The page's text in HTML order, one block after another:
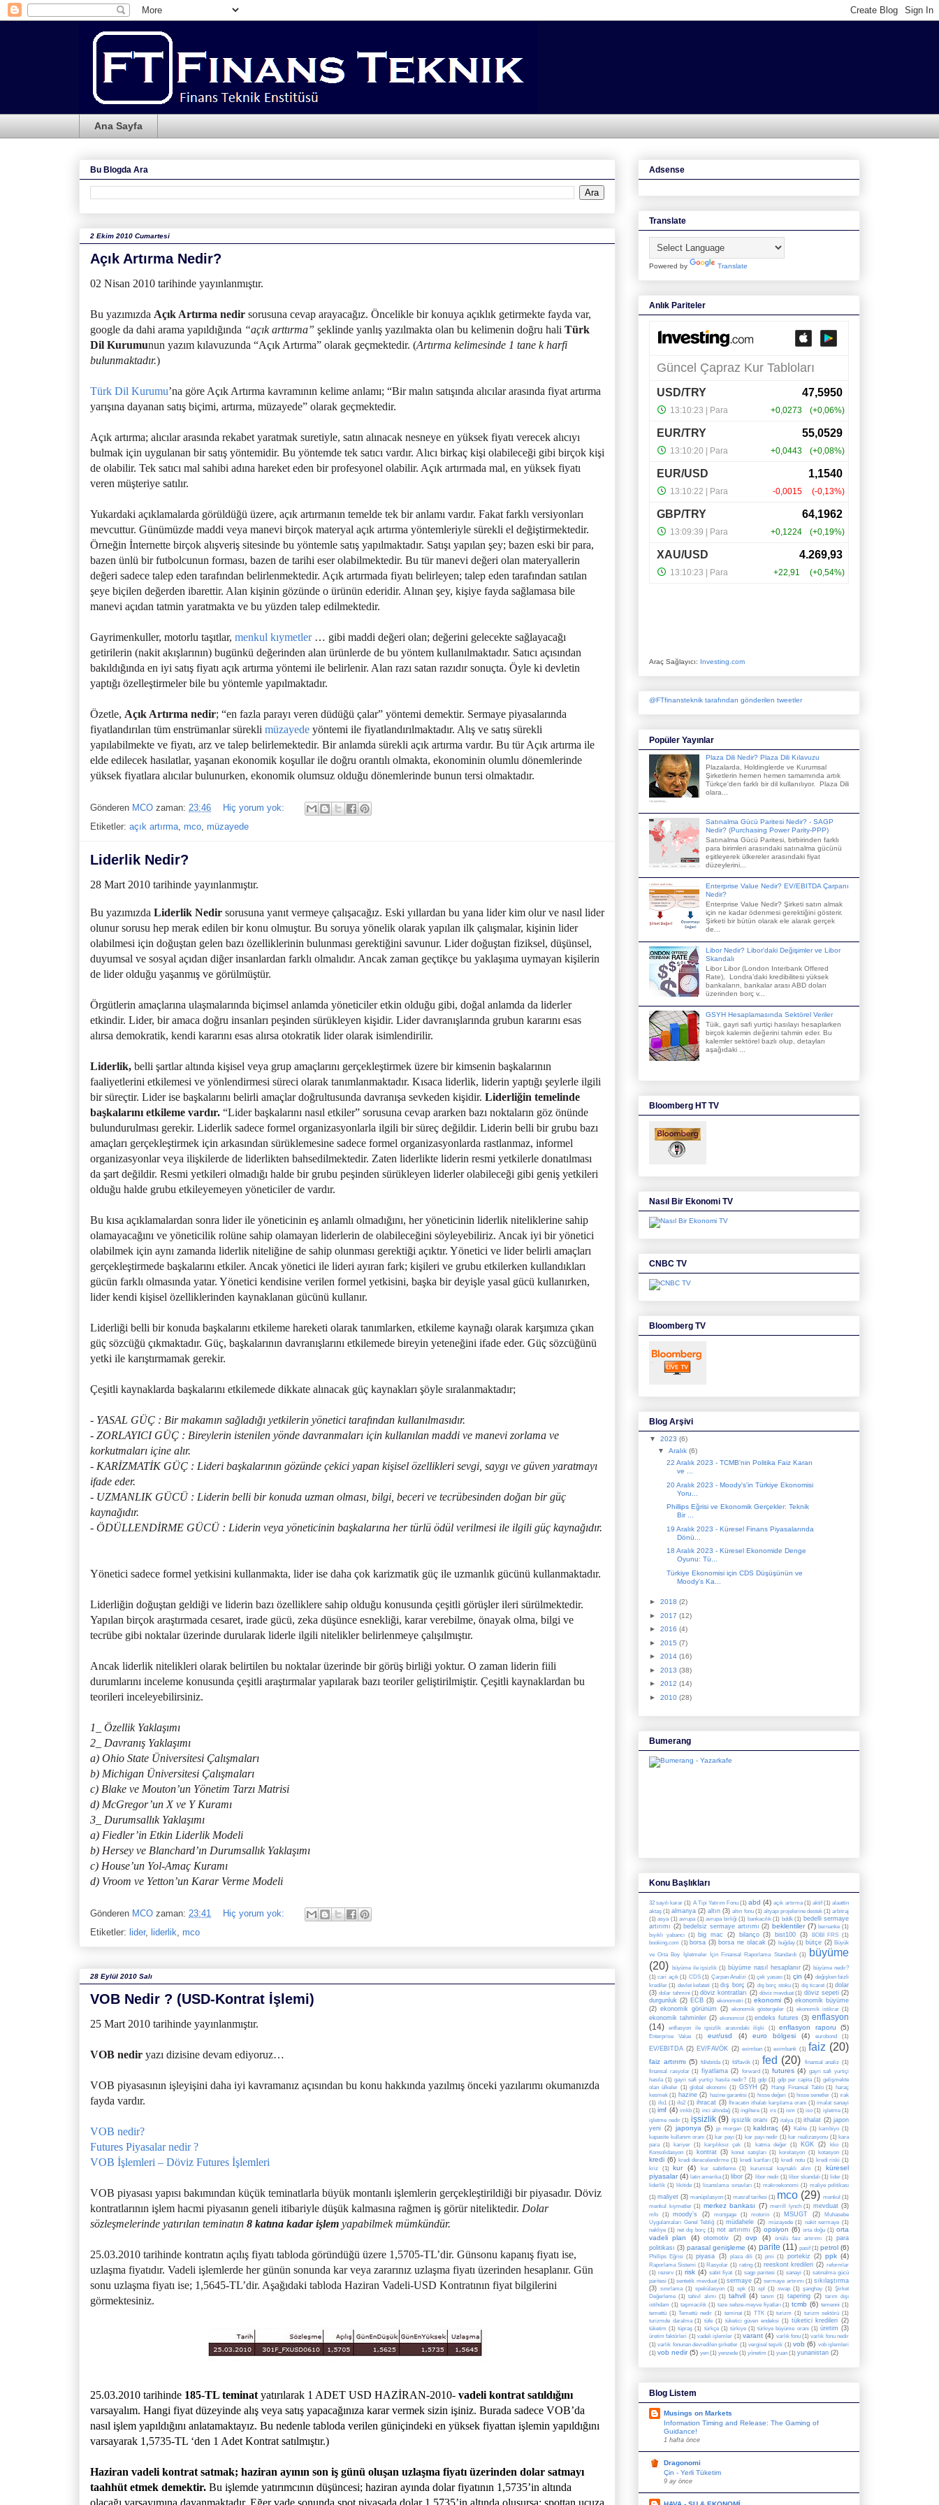
Ana Sayfa
Bu Blogda Ara
2 Ekim 2010 Cumartesi
Açık Artırma Nedir?
02 Nisan 2010 tarihinde yayınlanmıştır.
Bu yazımızda Açık Artırma nedir sorusuna cevap arayacağız. Öncelikle bir konuya açıklık getirmekte fayda var,
google da dahi arama yapıldığında “açık arttırma” şeklinde yanlış yazılmakta olan bu kelimenin doğru hali Türk
Dil Kurumunun yazım kılavuzunda “Açık Artırma” olarak geçmektedir. (Artırma kelimesinde 1 tane k harfi
bulunmaktadır.)
Türk Dil Kurumu’na göre Açık Artırma kavramının kelime anlamı; “Bir malın satışında alıcılar arasında fiyat artırma
yarışına dayanan satış biçimi, artırma, müzayede” olarak geçmektedir.
Açık artırma; alıcılar arasında rekabet yaratmak suretiyle, satın alınacak nesneye en yüksek fiyatı verecek alıcıyı
bulmak için uygulanan bir satış yöntemidir. Bu yöntemde tek satıcı vardır. Alıcı birkaç kişi olabileceği gibi birçok kişi
de olabilir. Tek satıcı mal sahibi adına hareket eden bir profesyonel olabilir. Açık artırmada mal, en yüksek fiyatı
veren müşteriye satılır.
Yukardaki açıklamalarda görüldüğü üzere, açık artırmanın temelde tek bir anlamı vardır. Fakat farklı versiyonları
mevcuttur. Günümüzde maddi veya manevi birçok materyal açık artırma yöntemleriyle sürekli el değiştirmektedir.
Örneğin İnternette birçok alışveriş sitesinde bu yöntemle satış yapılmaktadır. Satışı yapılan şey; bazen eski bir para,
bazen ünlü bir futbolcunun forması, bazen de tarihi eser olabilmektedir. Bu tür manevi değeri olan materyallerin
değeri sadece talep eden tarafından belirlenmektedir. Açık artırmada fiyatı belirleyen; talep eden tarafından satılan
şeye biçilen değerden ibarettir. Alan kişinin gözünde o ürünün ederidir. Alınan şey, kişiye fayda sağlamasa bile
manevi açıdan tatmin yaratmakta ve bu yüzden talep edilmektedir.
Gayrimenkuller, motorlu taşıtlar, menkul kıymetler… gibi maddi değeri olan; değerini gelecekte sağlayacağı
getirilerin (nakit akışlarının) bugünkü değerinden alan ürünlerde de bu yöntem kullanılmaktadır. Satıcı açısından
bakıldığında en iyi satış fiyatı açık artırma yöntemi ile belirlenir. Alan razı satan razıdır sonuçta. Öyle ki devletin
yaptığı özelleştirmeler bile bu yöntemle yapılmaktadır.
Özetle, Açık Artırma nedir; “en fazla parayı veren düdüğü çalar” yöntemi demektir. Sermaye piyasalarında
fiyatlandırılan tüm enstrümanlar sürekli müzayede yöntemi ile fiyatlandırılmaktadır. Alış ve satış sürekli
yapılabilmekte ve fiyatı, arz ve talep belirlemektedir. Bir anlamda sürekli açık artırma vardır. Bu tür Açık artırma ile
elde edilecek hasılatlar, yaşanan ekonomik koşullar ile doğru orantılı olmakta, ekonominin olumlu dönemlerinde
yüksek fiyatlara alıcılar bulunurken, ekonomik olumsuz olduğu dönemlerinde bunun tersi olmaktadır.
Gönderen MCO zaman: 23:46
Hiç yorum yok:
Etiketler: açık artırma mco müzayede
Liderlik Nedir?
28 Mart 2010 tarihinde yayınlanmıştır.
Bu yazımızda Liderlik Nedir sorusuna yanıt vermeye çalışacağız. Eski yıllardan bu yana lider kim olur ve nasıl lider
olunur sorusu hep merak edilen bir konu olmuştur. Bu soruya yönelik olarak yapılan ilk çalışmalar, kişinin lider
olabilmesi için doğuştan gelen bazı özelliklerinin bulunması gerektiğini savunur. Lider doğuştan fiziksel, düşünsel,
duyumsal ve sosyal açıdan diğer insanlardan farklı olmalıdır. Ancak zaman geçtikçe bu yaklaşıma uymayan kişilerin
de lider olduğu yaşanmış ve görülmüştür.
Örgütlerin amaçlarına ulaşmalarında biçimsel anlamda yöneticiler etkin olduğu gibi, doğal anlamda da liderler
etkindir. Lider, bir amaca doğru insanları peşinden sürükleyen kişidir. Lider davranışlarında grubun kararını esas
alırsa demokratik, kendi kararını esas alırsa otokratik lider olarak isimlendirilir.
Liderlik, belli şartlar altında kişisel veya grup amaçlarını gerçekleştirmek üzere bir kimsenin başkalarının
faaliyetlerini etkilemesi ve yönlendirmesi süreci olarak tanımlanmaktadır. Kısaca liderlik, liderin yaptığı şeylerle ilgili
bir süreçtir. Lider ise başkalarını belirli amaçlar doğrultusunda davranışa sevkeden kişidir. Liderliğin temelinde
başkalarını etkileme vardır. “Lider başkalarını nasıl etkiler” sorusuna cevap ararken bazı noktaların göz önünde
bulundurulması gerekir. Liderlik sadece formel organizasyonlarla ilgili bir süreç değildir. Liderin belli bir grubu bazı
amaçları gerçekleştirmek için arkasından sürüklemesine sadece formel organizasyonlarda rastlanmaz, informel
organizasyonlar veya ilişkilerde de liderlikten bahsedilmektedir. Zaten liderlikte liderin resmi yetkilerle donatılması
da şart değildir. Resmi yetkileri olmadığı halde bir grubu peşinden sürükleyen liderler olabileceği gibi geniş yetkileri
olduğu halde grubu etkileyemeyen yöneticiler de vardır.
Bu kısa açıklamalardan sonra lider ile yöneticinin eş anlamlı olmadığını, her yöneticinin liderlik niteliklerine sahip
olamayacağını ve yöneticilik rolüne sahip olamayan liderlerin de olabileceğini söyleyebiliriz. Ancak iyi bir yönetici
olabilmek için aynı zamanda liderlik niteliğine de sahip olunması gerektiği açıktır. Yönetici ve lider belirli amaçları
gerçekleştirmede başkalarını etkiler. Ancak yönetici ile lideri ayıran fark; kişileri ve grubu etkilerken kullandıkları
gücün farklı olmasında yatar. Yönetici kendisine verilen formel yetkisini, başka bir deyişle yasal gücü kullanırken,
lider kendi kişisel özelliklerinden kaynaklanan gücünü kullanır.
Liderliği belli bir konuda başkalarını etkileme hareketi olarak tanımlarken, etkileme kaynağı olarak karşımıza çıkan
güç sözcüğü çıkmaktadır. Güç, başkalarının davranışlarını etkilemede bireyin yeteneğini ifade eder. Güç sözcüğünü
yetki ile karıştırmamak gerekir.
Çeşitli kaynaklarda başkalarını etkilemede dikkate alınacak güç kaynakları şöyle sıralanmaktadır;
- YASAL GÜÇ : Bir makamın sağladığı yetkilerin yönetici tarafından kullanılmasıdır.
- ZORLAYICI GÜÇ : Bireylerin istenilen yönde davranmaları için kullanılan maddi ve manevi zorlama ve
korkutmaları içine alır.
- KARİZMATİK GÜÇ : Lideri başkalarının gözünde çekici yapan kişisel özellikleri sevgi, saygı ve güven yaratmayı
ifade eder.
- UZMANLIK GÜCÜ : Liderin belli bir konuda uzman olması, bilgi, beceri ve tecrübesinden doğan bir güç
kaynağıdır.
- ÖDÜLLENDİRME GÜCÜ : Liderin veya yöneticinin başkalarına her türlü ödül verilmesi ile ilgili güç kaynağıdır.
Yönetici sadece formel yetkisini kullanmakta, lider ise daha çok karizmatik güç ile uzmanlık gücünü kullanmaktadır.
Liderliğin doğuştan geldiği ve liderin bazı özelliklere sahip olduğu konusunda çeşitli görüşler ileri sürülmektedir.
Yapılan birçok araştırmada cesaret, irade gücü, zeka düşünce esnekliği, karar verebilme, önayak olma, bilgi ve
tecrübe gibi noktalar üzerinde durularak liderle ilgili nitelikler belirlenmeye çalışılmıştır.
Ancak liderlik nitelikleri olarak belirtilen bu noktalar üzerinde bir görüş birliği yoktur. O zaman liderin fiili
durumlarını inceleme konusunda çeşitli araştırmalar yapılarak bazı teoriler geliştirilmiştir. Çeşitli kaynaklardan bu
teorileri inceleyebilirsiniz.
1_ Özellik Yaklaşımı
2_ Davranış Yaklaşımı
a) Ohio State Üniversitesi Çalışmaları
b) Michigan Üniversitesi Çalışmaları
c) Blake ve Mouton’un Yönetim Tarzı Matrisi
d) McGregor’un X ve Y Kuramı
3_ Durumsallık Yaklaşımı
a) Fiedler’in Etkin Liderlik Modeli
b) Hersey ve Blanchard’ın Durumsallık Yaklaşımı
c) House’un Yol-Amaç Kuramı
d) Vroom ve Yetton’un Karar Verme Modeli
Gönderen MCO zaman: 23:41
Hiç yorum yok:
Etiketler: lider, liderlik mco
28 Eylül 2010 Salı
VOB Nedir ? (USD-Kontrat İşlemi)
25 Mart 2010 tarihinde yayınlanmıştır.
VOB nedir yazı dizisine devam ediyoruz…
VOB piyasasının işleyişini daha iyi kavramanız açısından bu konu hakkında yazılmış önceki yazılarımı okumanızda
fayda vardır.
VOB nedir?
Futures Piyasalar nedir ?
VOB İşlemleri – Döviz Futures İşlemleri
VOB piyasası yapısı bakımından küçük teminatlarla büyük montanlı işlemlerin gerçekleştirildiği bir piyasadır. Döviz
kontratlarının işlem hacmi piyasanın geneli itibariyle düşük kalmasına rağmen iş görür niteliktedir. Dolar
sözleşmelerinde yatırılan teminatın 8 katına kadar işlem yapabilmek mümkündür.
25.03.2010 tarihinde kontratın açılış fiyatı tabloda göründüğü üzere 1,5705-TL’dir. Günsonu kapanış fiyatı ise,
uzlaşma fiyatıdır. Vadeli işlemlerde her günün sonunda kar veya zararınız uzlaşma fiyatı üzerinden hesaplanır. Gün
sonu uzlaşma fiyatı ise; 1,5645-TL’dir. Aşağıdaki tabloda Haziran Vadeli-USD Kontratının fiyat bilgilerini
görmektesiniz.
25.03.2010 tarihinde 185-TL teminat yatırılarak 1 ADET USD HAZİRAN-2010- vadeli kontrat satıldığını
varsayalım. Hangi fiyat düzeyinde alış veya satış yapacağınıza karar vermek sizin işiniz. Burada sadece VOB’da
nasıl işlem yapıldığını anlatamaktayız. Bu nedenle tabloda verilen güniçindeki en yüksek fiyattan işlemin yapıldığını
varsayarak 1,5735-TL ‘den 1 Adet Kontrat satılmıştır.)
Haziran vadeli kontrat satmak; haziran ayının son iş günü oluşan uzlaşma fiyatı üzerinden dolar satmayı
taahhüt etmek demektir. Bu işlemde yatırımcının düşüncesi; haziran ayında dolar fiyatının 1,5735’in altında
olacağı varsayımına dayanmaktadır. Eğer vade sonunda spot piyasada dolar 1,5735’in altında oluşursa; spottan ucuza
Adsense
Translate
Powered by Translate
Anlık Pariteler
Araç Sağlayıcı: Investing.com
@FTfinansteknik tarafından gönderilen tweetler
Popüler Yayınlar
Plaza Dili Nedir? Plaza Dili Kılavuzu
Plazalarda, Holdinglerde ve Kurumsal
Şirketlerin hemen hemen tamamında artık
Türkçe'den farklı bir dil kullanılıyor. Plaza Dili
olara...
Satınalma Gücü Paritesi Nedir? - SAGP
Nedir? (Purchasing Power Parity-PPP)
Satınalma Gücü Paritesi, birbirinden farklı
para birimleri arasındaki satınalma gücünü
eşitleyerek ülkereler arasındaki fiyat
düzeylerini...
Enterprise Value Nedir? EV/EBITDA Çarpanı
Nedir?
Enterprise Value Nedir? Şirketi satın almak
için ne kadar ödenmesi gerektiğini gösterir.
Şirketi bir bütün olarak ele alarak gerçek
de...
Libor Nedir? Libor'daki Değişimler ve Libor
Skandalı
Libor Libor (London Interbank Offered
Rate), Londra’daki kredibilitesi yüksek
bankaların, bankalar arası ABD doları
üzerinden borç v...
GSYH Hesaplamasında Sektörel Veriler
Tüik, gayri safi yurtiçi hasılayı hesaplarken
birçok kalemin değerini tahmin eder. Bu
kalemler sektörel bazlı olup, detayları
aşağıdaki ...
Bloomberg HT TV
Nasıl Bir Ekonomi TV
CNBC TV
Bloomberg TV
Blog Arşivi
▼ 2023 (6)
▼ Aralık (6)
22 Aralık 2023 - TCMB'nin Politika Faiz Kararı
ve ...
20 Aralık 2023 - Moody's'in Türkiye Ekonomisi
Yoru...
Phillips Eğrisi ve Ekonomik Gerçekler: Teknik
Bir ...
19 Aralık 2023 - Küresel Finans Piyasalarında
Dönü...
18 Aralık 2023 - Küresel Ekonomide Denge
Oyunu: Tü...
Türkiye Ekonomisi için CDS Düşüşünün ve
Moody's Ka...
► 2018 (2)
► 2017 (12)
► 2016 (4)
► 2015 (7)
► 2014 (16)
► 2013 (38)
► 2012 (14)
► 2010 (28)
Bumerang
Konu Başlıkları
32 sayılı karar (1) A Tipi Yatırım Fonu (1) abd (4) açık artırma (1) aktif (1) alaattin
aktaş (1) almanya (2) altın (3) altın fonu (1) altyapı projelerine destek (1) arbitraj
(1) asya (1) avrupa (1) avrupa birliği (1) bankacılık (1) bddk (1) bedelli sermaye
artırımı (2) bedelsiz sermaye artırımı (2) beklentiler (7) bernanke (1)
bıyıklı yabancı (1) big mac (2) bilanço (3) bist100 (3) BOBİ FRS (1)
booking.com (1) borsa (3) borsa ne olacak (2) buğday (1) bütçe (2) Büyük
ve Orta Boy İşletmeler İçin Finansal Raporlama Standardı (1)
büyüme
(20)
büyüme ile işsizlik (1) büyüme nasıl hesaplanır (2) büyüme nedir?
(1) cari açık (1) CDS (1) Çarpan Analizi (1) çek yasası (1) çin (4) değişken faizli
krediler (1) devlet kefateti (1) dış borç (2) dış borç stoku (1) dış ticaret (1) dolar
(3) dolar tahmini (1) döviz kontratları (2) döviz mevduat (1) döviz sepeti (2)
durgunluk (2) ECB (3) ekonometri (1) ekonomi (5) ekonomik büyüme
(2) ekonomik görünüm (2) ekonomik göstergeler (1) ekonomik istikrar (1)
ekonomik tahminler (2) ekonomist (1) endeks futures (3) enflasyon
(14)
enflasyon ile işsizlik arasındaki ilişki (1) enflasyon raporu (5)
Enterprise Value (1) eur/usd (4) euro bölgesi (4) eurobond (1)
EV/EBITDA (2) EV/FAVÖK (2) eximban (1) eximbank (1) faiz (20)
faiz artırımı (5) fd/ebitda (1) fd/favök (1) fed (20) finansal analiz (1)
finansal rasyolar (1) fiyatlama (2) forward (1) futures (4) gayri safi yurtiçi
hasıla (1) gayri safi yurtiçi hasıla nedir? (1) gdp (1) gdp per capita (1) gelişmekte
olan ülkeler (1) global ekonomi (1) GSYH (2) Hangi Finansal Tablo (1)
haraç
kesmek (1) hazine (2) hazine garantisi (1) hisse değeri (1) hisse senetler (1) ırak
(1) ifo1 (1) ifo2 (1) ihracat (3) İhracatın ithalatı karşılama oranı (1) imalat sanayi
(1) imf (4) imkb (1) inci altındağ (1) ingiltere (1) irs (1) ism (1) iso (1) işletme (1)
işletme nedir (1) işsizlik (9) işsizlik oranı (2) italya (1) ithalat (2) japon
yeni (2) japonya (5) jp morgan (1) kaldıraç (4) Kalite (1) kambiyo (1)
kapasite kullanım oranı (1) kar payı (1) kar payı nedir (1) kar realizasyonu (1) kara
para (1) kariyer (1) karşılıksız çek (1) katma değer (1) KGK (2) kko (1)
Konsolidasyon (1) kontrat (3) konut satışları (1) korelasyon (1) kotasyon (1)
kredi (6) kredi derecelendirme (1) kredi kartları (1) kredi notu (1) kredi riski (1)
kriz
(1) kur (4) kur sabitleme (1) kurumsal kaynaklı alım (1)
küresel
piyasalar (4) latin amerika (1) libor (2) libor nedir (1) libor skandalı (1) lider (1)
liderlik (1) likitide (1) lisanslama sınavları (1) makroekonomi (1) maliye politikası
(1) maliyet (3) manüpilasyon (1) masraf tarifesi (1) mco (29) menkul (1)
menkul kıymetler (1) merkez bankası (7) merrill lynch (1) mevduat (3)
mfo (1) moody's (2) mortgage (1) motorin (1) MSUGT (2)
Muhasebe
Uygulamaları Genel Tebliğ (1) müdahele (2) müzayede (1) nakit sermaye (1)
nakliye (1) net dış borç (1) not artırımı (3) opsiyon (6) orta doğu (1) orta
vadeli plan
(4) otomotiv (2) ovp (4) örtülü faiz artırımı (1)
para
politikası (3) parasal genişleme (4) parite (11) pasif (1) petrol (6)
Phillips Eğrisi (1) piyasa (3) plaza dili (1) pmi (1) portekiz (2) ppk (4)
Raporlama Sistemi (1) Rasyolar (1) rating (1) reeskont kredileri (2) reformlar
(1) rezerv (1) risk (4) sabit fiyat (1) sagp paritesi (1) sanayi (1) satınalma gücü
paritesi (1) sentetik mevduat (1) sermaye (2) sermaye artırımı (1) sıkılaştırma
(3) sınırlama (1) spekülasyon (1) spk (1) spl (1) swap (1) şanghay (1) Şirket
Değerleme (1) tahivl alımı (1) tahvil (4) tanım (1) tapering (2) tarım dışı
istihdam (1) taşımacılık (1) taze sebze-meyve fiyatları (1) tcmb (6) temenni (1)
temettü (1) Temettü nedir (1) teminat (1) TTK (1) turizm (1) turizm sektörü (1)
turizmde daralma (1) tüfe (1) tüketici güven endeksi (1) tüketici kredileri (2)
tüketim (1) tüpraş (1) türkçe (1) türkiye (1) türkiye büyüme oranı (1) üretim (3)
üretim faktörleri (1) vadeli işlemler (1) varant (4) varlık fonu (1) varlık fonu nedir
(1) varlık fonunan devredilen şirketler (1) vergisel teşvik (1) vob (6) vob işlemleri
(1) vob nedir (5) yen (1) yenzede (1) yönetim (1) yuan (1) yunanistan (2)
Blog Listem
Musings on Markets
Information Timing and Release: The Gaming of
Guidance!
1 hafta önce
Dragonomi
Çin - Yerli Tüketim
9 ay önce